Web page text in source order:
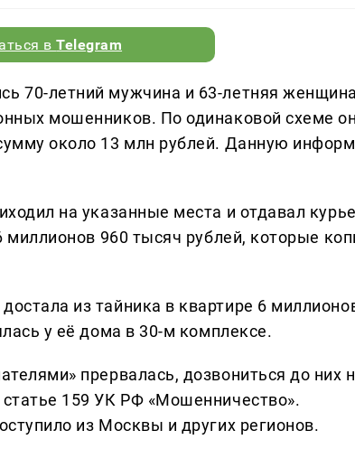
вTelegram
70-летний мужчина и 63-летняя
мошенников. По одинаковой схеме
около 13 млн рублей. Данную
на указанные места и отдавал
960 тысяч рублей, которые
из тайника в квартире 6
у её дома в 30-м комплексе.
прервалась, дозвониться до них
159 УК РФ «Мошенничество».
из Москвы и других регионов.